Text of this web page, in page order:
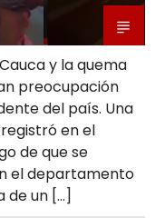
y la quema
preocupación
del país. Una
en el
de que se
el departamento
de un […]